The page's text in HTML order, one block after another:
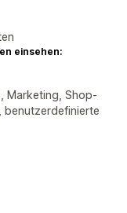
einsehen:
Marketing, Shop-
benutzerdefinierte